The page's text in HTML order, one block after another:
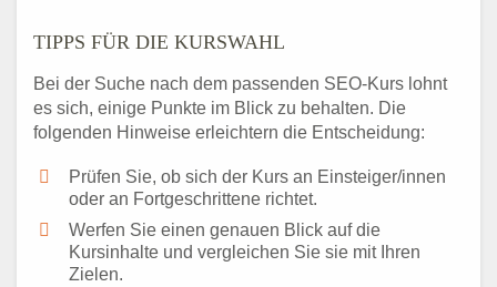
TIPPS FÜR DIE KURSWAHL
Bei der Suche nach dem passenden SEO-Kurs lohnt
es sich, einige Punkte im Blick zu behalten. Die
folgenden Hinweise erleichtern die Entscheidung:
Prüfen Sie, ob sich der Kurs an Einsteiger/innen
oder an Fortgeschrittene richtet.
Werfen Sie einen genauen Blick auf die
Kursinhalte und vergleichen Sie sie mit Ihren
Zielen.